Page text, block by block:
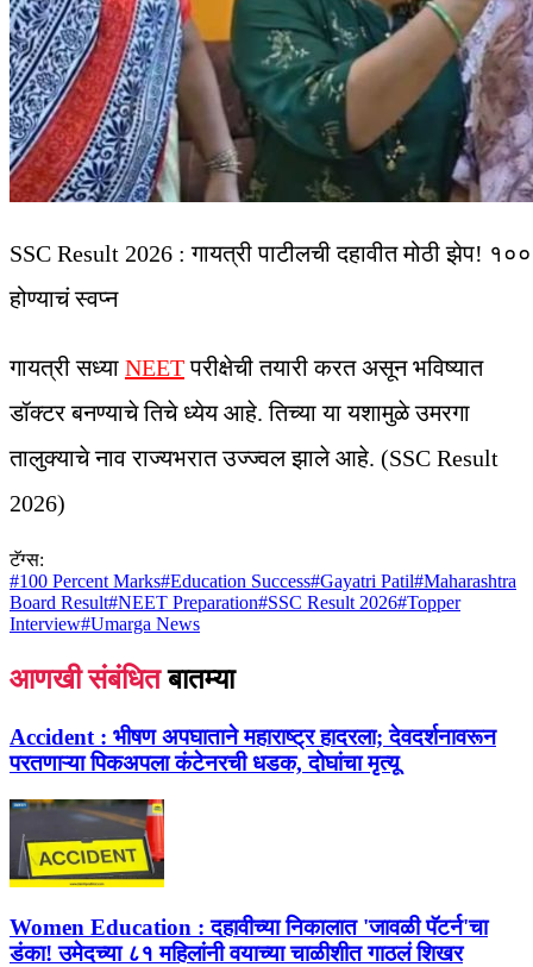
SSC Result 2026 : गायत्री पाटीलची दहावीत मोठी झेप!
होण्याचं स्वप्न
गायत्री सध्या NEETपरीक्षेची तयारी करत असून भविष्यात
डॉक्टर बनण्याचे तिचे ध्येय आहे. तिच्या या यशामुळे उमरगा
तालुक्याचे नाव राज्यभरात उज्ज्वल झाले आहे. (SSC Result
2026)
टॅग्स:
#100 Percent Marks#Education Success#Gayatri Patil#Maharashtra
Board Result#NEET Preparation#SSC Result 2026#Topper
Interview#Umarga News
आणखी संबंधित बातम्या
Accident : भीषण अपघाताने महाराष्ट्र हादरला; देवदर्शनावरून
परतणाऱ्या पिकअपला कंटेनरची धडक, दोघांचा मृत्यू
Women Education : दहावीच्या निकालात 'जावळी पॅटर्न'चा
डंका! उमेदच्या ८१ महिलांनी वयाच्या चाळीशीत गाठलं शिखर